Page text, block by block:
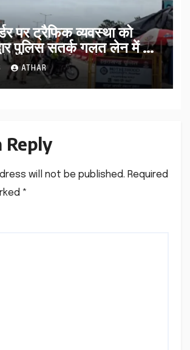
पर ट्रैफिक व्यवस्था को
पुलिस सतर्क गलत लेन में आ
को सही मार्ग पर भेजा…
ATHAR
Reply
will not be published. Required
*